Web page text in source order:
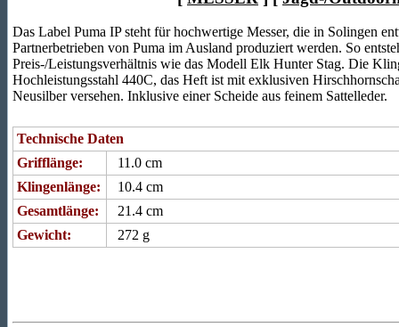
Das Label Puma IP steht für hochwertige Messer, die in Solingen
Partnerbetrieben von Puma im Ausland produziert werden. So
Preis-/Leistungsverhältnis wie das Modell Elk Hunter Stag. Die
Hochleistungsstahl 440C, das Heft ist mit exklusiven
Neusilber versehen. Inklusive einer Scheide aus feinem Sattelleder.
Technische Daten
Grifflänge:
11.0 cm
Klingenlänge:
10.4 cm
Gesamtlänge:
21.4 cm
Gewicht:
272 g